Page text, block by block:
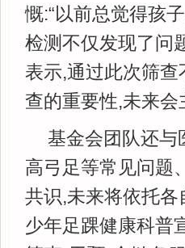
慨:“以前总觉得孩
检测不仅发现了问
表示,通过此次筛
查的重要性,未来
基金会团队还与
高弓足等常见问题
共识,未来将依托
少年足踝健康科普